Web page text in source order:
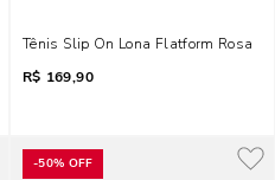
Tênis Slip On Lona Flatform Rosa
R$ 169,90
-50% OFF